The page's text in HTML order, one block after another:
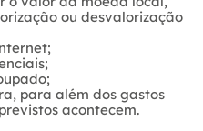
ou desvalorização
para além dos gastos
acontecem.